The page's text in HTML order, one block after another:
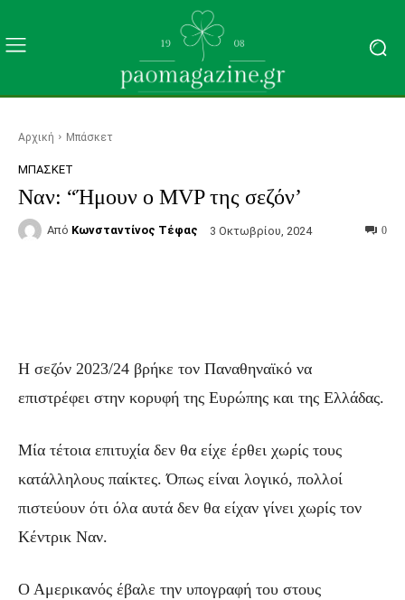
Αρχική Μπάσκετ
ΜΠΆΣΚΕΤ
Ναν: “Ήμουν ο MVP της σεζόν’
Από Κωνσταντίνος Τέφας 3 Οκτωβρίου, 2024 0
Η σεζόν 2023/24 βρήκε τον Παναθηναϊκό να
επιστρέφει στην κορυφή της Ευρώπης και της Ελλάδας.
Μία τέτοια επιτυχία δεν θα είχε έρθει χωρίς τους
κατάλληλους παίκτες. Όπως είναι λογικό, πολλοί
πιστεύουν ότι όλα αυτά δεν θα είχαν γίνει χωρίς τον
Κέντρικ Ναν.
Ο Αμερικανός έβαλε την υπογραφή του στους